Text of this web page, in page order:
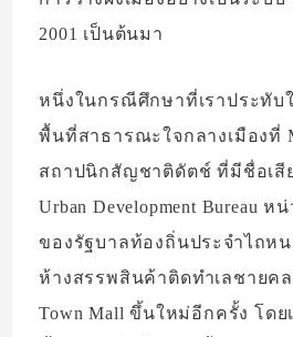
2001 เป็นต้นมา
หนึ่งในกรณีศึกษาที่เราประทับ
พื้นที่สาธารณะใจกลางเมืองที่
สถาปนิกสัญชาติดัตช์ ที่มีชื่อเสี
Urban Development Bureau
ของรัฐบาลท้องถิ่นประจำไถห
ห้างสรรพสินค้าติดทำเลชายคล
Town Mall ขึ้นใหม่อีกครั้ง โด